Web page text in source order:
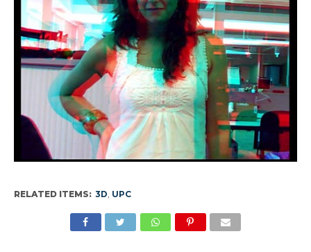
RELATED ITEMS: 3D UPC